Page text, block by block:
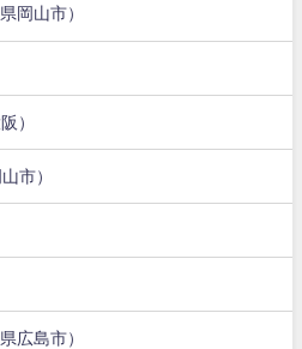
岡山市）
）
市）
広島市）